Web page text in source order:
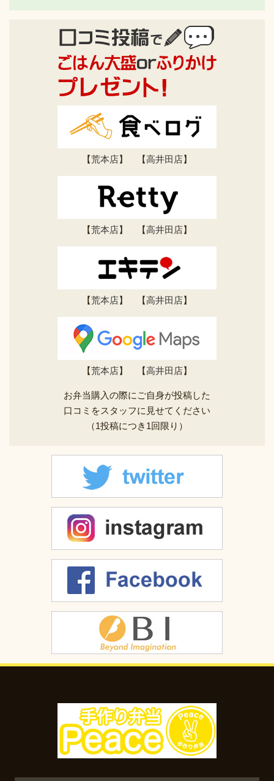
【荒本店】 【高井田店】
【荒本店】 【高井田店】
【荒本店】 【高井田店】
【荒本店】 【高井田店】
お弁当購入の際にご自身が投稿した
口コミをスタッフに見せてください
（1投稿につき1回限り）